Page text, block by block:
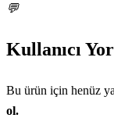
💬
Kullanıcı
Bu ürün için henüz
ol.